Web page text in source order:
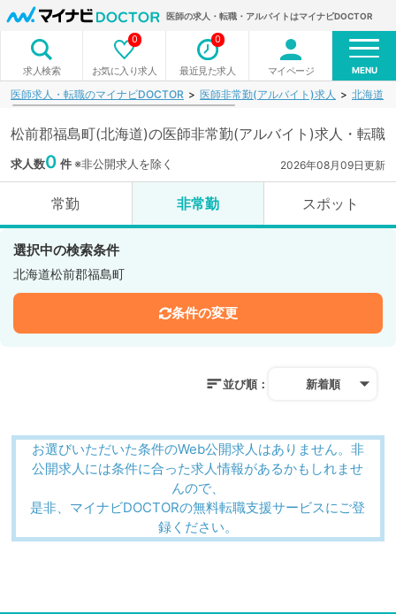
医師の求人・転職・アルバイトはマイナビDOCTOR
求人検索 お気に入り求人
0
最近見た求人
0
マイページ MENU
医師求人・転職のマイナビDOCTOR 医師非常勤(アルバイト)求人 北海道
松前郡福島町(北海道)の医師非常勤(アルバイト)求人・転職
求人数0 件※非公開求人を除く 2026年08月09日更新
常勤 非常勤 スポット
選択中の検索条件
北海道松前郡福島町
条件の変更
並び順： 新着順
お選びいただいた条件のWeb公開求人はありません。非
公開求人には条件に合った求人情報があるかもしれませ
んので、
是非、マイナビDOCTORの無料転職支援サービスにご登
録ください。